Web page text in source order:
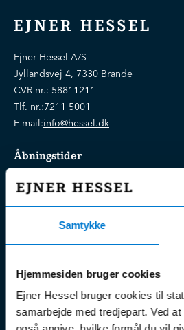
Samtykke
Hjemmesiden bruger cookies
Ejner Hessel bruger cookies til
samarbejde med tredjepart. Ved
EJNER HESSEL
Ejner Hessel A/S
Jyllandsvej 4, 7330 Brande
CVR nr.: 58811211
Tlf. nr.:7211 5001
E-mail:info@hessel.dk
Åbningstider
Weekend:
Sikker betaling